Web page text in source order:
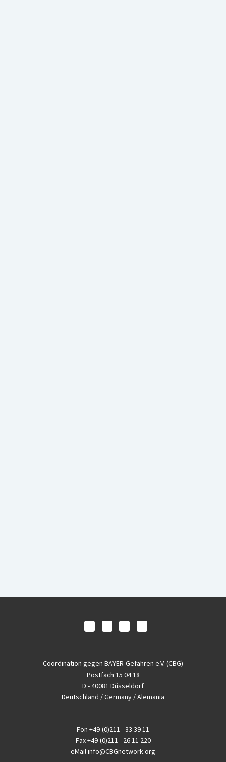
Coordination gegen BAYER-Gefahren e.V. (CBG)
Postfach 15 04 18
D - 40081 Düsseldorf
Deutschland / Germany / Alemania
Fon +49-(0)211 - 33 39 11
Fax+49-(0)211 - 26 11 220
eMailinfo@CBGnetwork.org